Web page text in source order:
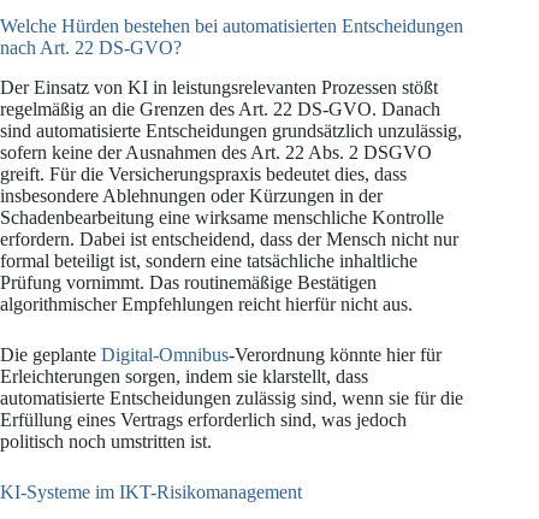
Welche Hürden bestehen bei automatisierten Entscheidungen
nach Art. 22 DS-GVO?
Der Einsatz von KI in leistungsrelevanten Prozessen stößt
regelmäßig an die Grenzen des Art. 22 DS-GVO. Danach
sind automatisierte Entscheidungen grundsätzlich unzulässig,
sofern keine der Ausnahmen des Art. 22 Abs. 2 DSGVO
greift. Für die Versicherungspraxis bedeutet dies, dass
insbesondere Ablehnungen oder Kürzungen in der
Schadenbearbeitung eine wirksame menschliche Kontrolle
erfordern. Dabei ist entscheidend, dass der Mensch nicht nur
formal beteiligt ist, sondern eine tatsächliche inhaltliche
Prüfung vornimmt. Das routinemäßige Bestätigen
algorithmischer Empfehlungen reicht hierfür nicht aus.
Die geplante Digital-Omnibus-Verordnung könnte hier für
Erleichterungen sorgen, indem sie klarstellt, dass
automatisierte Entscheidungen zulässig sind, wenn sie für die
Erfüllung eines Vertrags erforderlich sind, was jedoch
politisch noch umstritten ist.
KI-Systeme im IKT-Risikomanagement